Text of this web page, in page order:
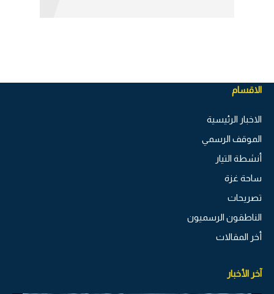
الاقسام
الاخبار الرئيسية
الموقف الرسمي
أنشطة التيار
ساحة غزة
تصريحات
الناطقون الرسميون
أخر المقالات
آخر الأخبار